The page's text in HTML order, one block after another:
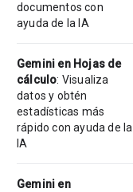
documentos con
ayuda de la IA
Gemini en Hojas de
cálculo: Visualiza
datos y obtén
estadísticas más
rápido con ayuda de la
IA
Gemini en